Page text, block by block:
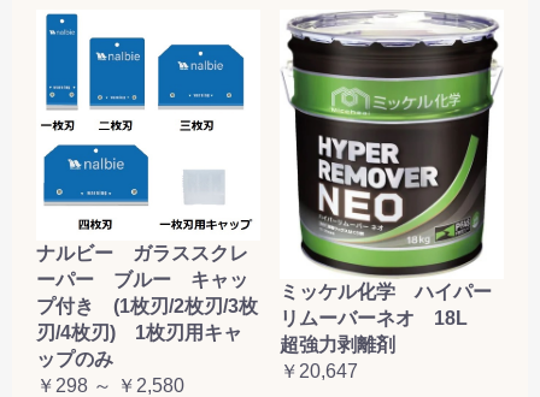
ナルビー ガラススクレ
ーパー ブルー キャッ
プ付き (1枚刃/2枚刃/3枚
刃/4枚刃) 1枚刃用キャ
ップのみ
￥298 ～ ￥2,580
ミッケル化学 ハイパー
リムーバーネオ 18L
超強力剥離剤
￥20,647